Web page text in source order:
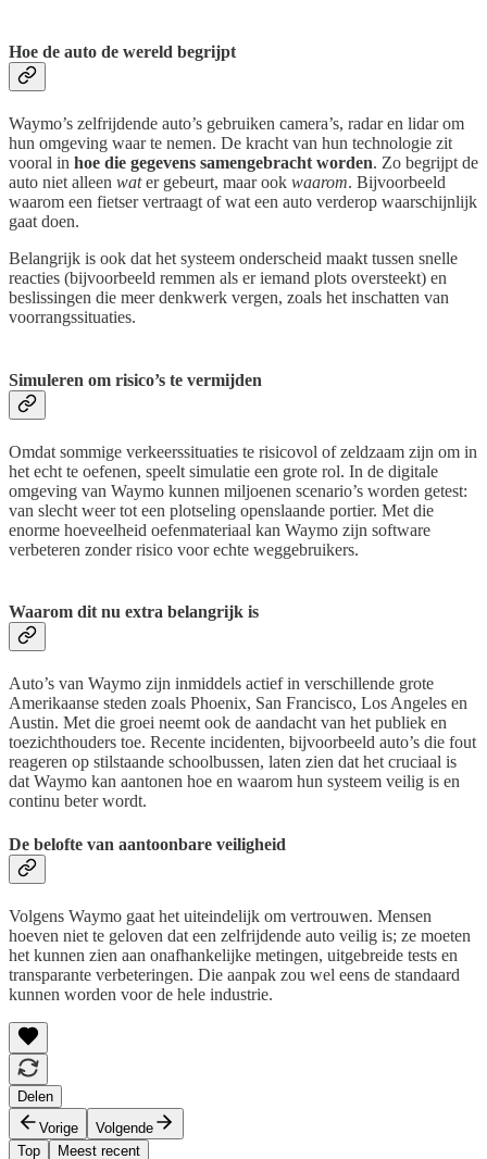
Hoe de auto de wereld begrijpt
Waymo’s zelfrijdende auto’s gebruiken camera’s, radar en lidar om
hun omgeving waar te nemen. De kracht van hun technologie zit
vooral in hoe die gegevens samengebracht worden. Zo begrijpt de
auto niet alleen water gebeurt, maar ook waarom. Bijvoorbeeld
waarom een fietser vertraagt of wat een auto verderop waarschijnlijk
gaat doen.
Belangrijk is ook dat het systeem onderscheid maakt tussen snelle
reacties (bijvoorbeeld remmen als er iemand plots oversteekt) en
beslissingen die meer denkwerk vergen, zoals het inschatten van
voorrangssituaties.
Simuleren om risico’s te vermijden
Omdat sommige verkeerssituaties te risicovol of zeldzaam zijn om in
het echt te oefenen, speelt simulatie een grote rol. In de digitale
omgeving van Waymo kunnen miljoenen scenario’s worden getest:
van slecht weer tot een plotseling openslaande portier. Met die
enorme hoeveelheid oefenmateriaal kan Waymo zijn software
verbeteren zonder risico voor echte weggebruikers.
Waarom dit nu extra belangrijk is
Auto’s van Waymo zijn inmiddels actief in verschillende grote
Amerikaanse steden zoals Phoenix, San Francisco, Los Angeles en
Austin. Met die groei neemt ook de aandacht van het publiek en
toezichthouders toe. Recente incidenten, bijvoorbeeld auto’s die fout
reageren op stilstaande schoolbussen, laten zien dat het cruciaal is
dat Waymo kan aantonen hoe en waarom hun systeem veilig is en
continu beter wordt.
De belofte van aantoonbare veiligheid
Volgens Waymo gaat het uiteindelijk om vertrouwen. Mensen
hoeven niet te geloven dat een zelfrijdende auto veilig is; ze moeten
het kunnen zien aan onafhankelijke metingen, uitgebreide tests en
transparante verbeteringen. Die aanpak zou wel eens de standaard
kunnen worden voor de hele industrie.
Delen
Vorige
Volgende
Top
Meest recent